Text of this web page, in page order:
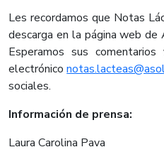
Les recordamos que Notas
descarga en la página web de
Esperamos sus
electrónico
sociales.
Información de prensa:
Laura Carolina Pava